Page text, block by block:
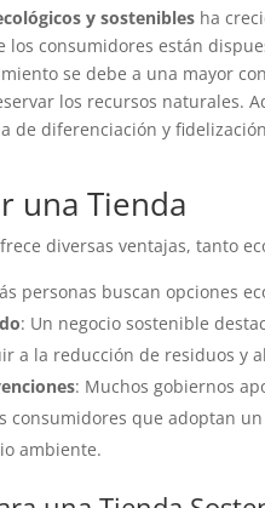
y sostenibles ha
los consumidores están
se debe a una mayor
los recursos naturales.
de diferenciación y
una Tienda
diversas ventajas, tanto
personas buscan opciones
: Un negocio sostenible
a la reducción de residuos y
: Muchos gobiernos
consumidores que adoptan
ambiente.